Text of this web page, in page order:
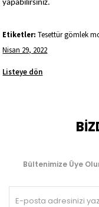
yapabilirsiniz.
Etiketler: Tesettür gömlek
Nisan 29, 2022
Listeye dön
Bültenimize Üye